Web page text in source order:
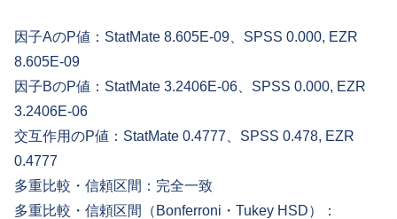
因子AのP値：StatMate 8.605E-09、SPSS 0.000, EZR
8.605E-09
因子BのP値：StatMate 3.2406E-06、SPSS 0.000, EZR
3.2406E-06
交互作用のP値：StatMate 0.4777、SPSS 0.478, EZR
0.4777
多重比較・信頼区間：完全一致
多重比較・信頼区間（Bonferroni・Tukey HSD）：